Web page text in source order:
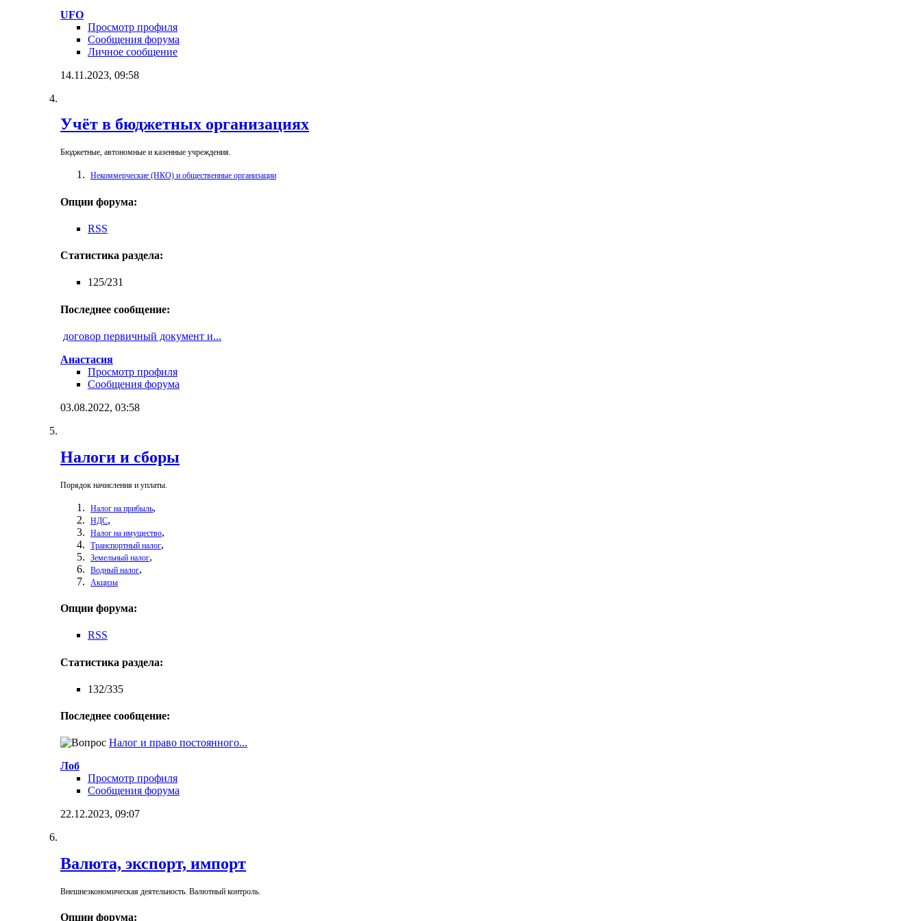
UFO
Просмотр профиля
Сообщения форума
Личное сообщение
14.11.2023, 09:58
Учёт в бюджетных организациях
Бюджетные, автономные и казенные учреждения.
Некоммерческие (НКО) и общественные организации
Опции форума:
RSS
Статистика раздела:
125/231
Последнее сообщение:
договор первичный документ и...
Анастасия
Просмотр профиля
Сообщения форума
03.08.2022, 03:58
Налоги и сборы
Порядок начисления и уплаты.
Налог на прибыль,
НДС,
Налог на имущество,
Транспортный налог,
Земельный налог,
Водный налог,
Акцизы
Опции форума:
RSS
Статистика раздела:
132/335
Последнее сообщение:
Налог и право постоянного...
Лоб
Просмотр профиля
Сообщения форума
22.12.2023, 09:07
Валюта, экспорт, импорт
Внешнеэкономическая деятельность. Валютный контроль.
Опции форума: